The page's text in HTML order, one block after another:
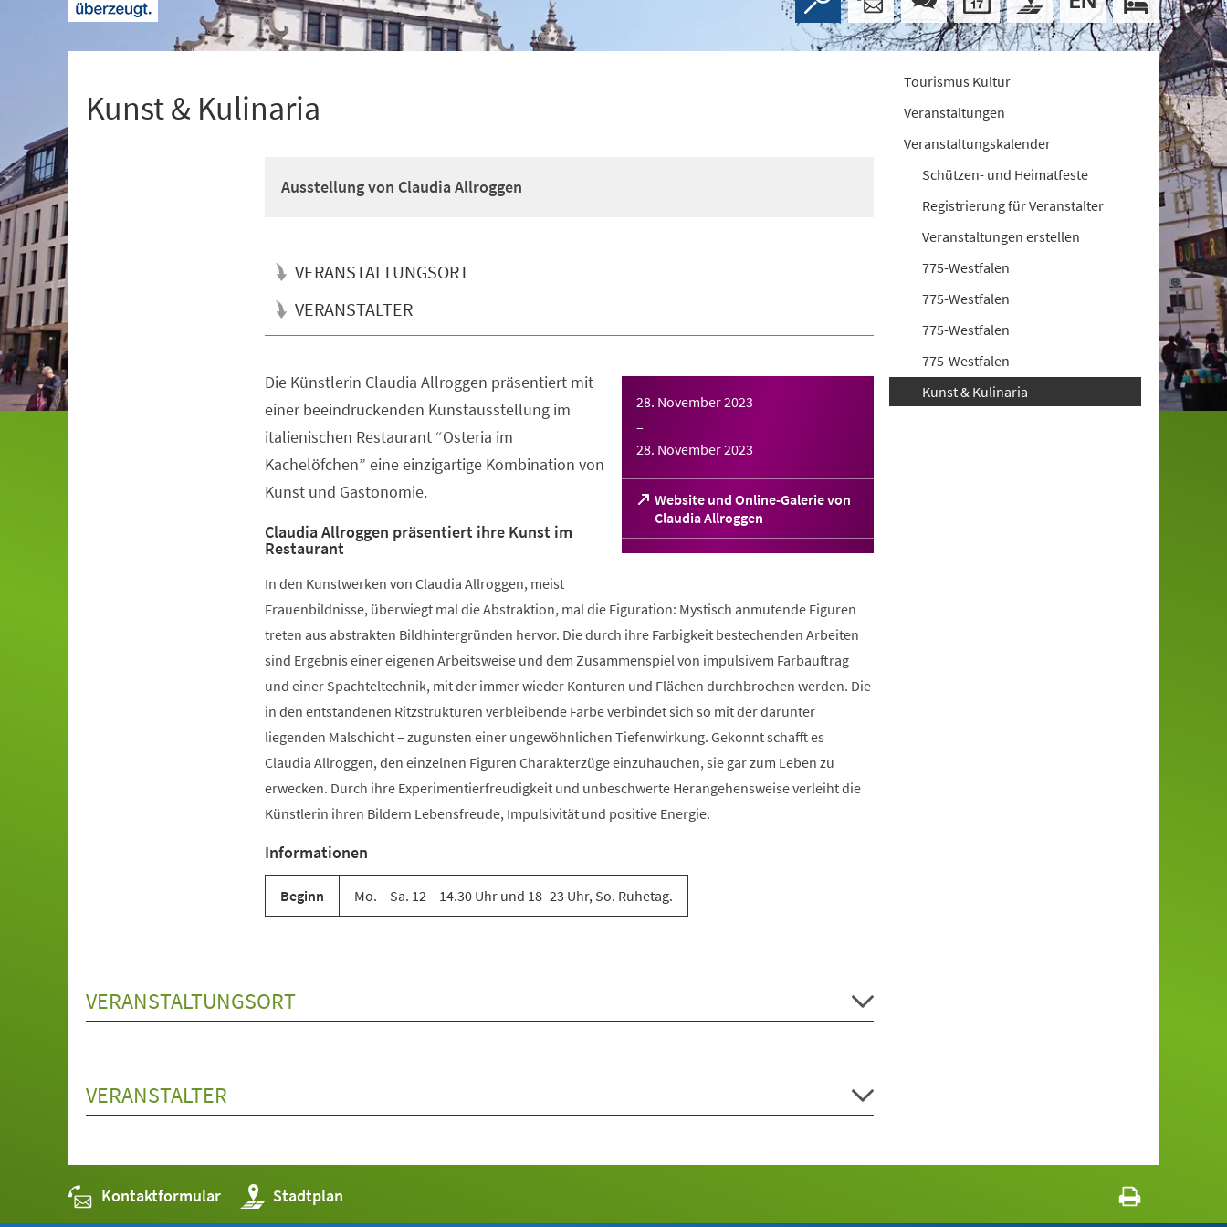
Kunst & Kulinaria
Ausstellung von Claudia Allroggen
VERANSTALTUNGSORT
VERANSTALTER
28. November 2023
–
28. November 2023
Website und Online-Galerie von
Claudia Allroggen
(Öffnet
in
einem
Die Künstlerin Claudia Allroggen präsentiert mit
einer beeindruckenden Kunstausstellung im
italienischen Restaurant “Osteria im
Kachelöfchen” eine einzigartige Kombination von
Kunst und Gastonomie.
Claudia Allroggen präsentiert ihre Kunst im
Restaurant
In den Kunstwerken von Claudia Allroggen, meist
Frauenbildnisse, überwiegt mal die Abstraktion, mal die Figuration: Mystisch anmutende Figuren
treten aus abstrakten Bildhintergründen hervor. Die durch ihre Farbigkeit bestechenden Arbeiten
sind Ergebnis einer eigenen Arbeitsweise und dem Zusammenspiel von impulsivem Farbauftrag
und einer Spachteltechnik, mit der immer wieder Konturen und Flächen durchbrochen werden. Die
in den entstandenen Ritzstrukturen verbleibende Farbe verbindet sich so mit der darunter
liegenden Malschicht – zugunsten einer ungewöhnlichen Tiefenwirkung. Gekonnt schafft es
Claudia Allroggen, den einzelnen Figuren Charakterzüge einzuhauchen, sie gar zum Leben zu
erwecken. Durch ihre Experimentierfreudigkeit und unbeschwerte Herangehensweise verleiht die
Künstlerin ihren Bildern Lebensfreude, Impulsivität und positive Energie.
Informationen
Beginn Mo. – Sa. 12 – 14.30 Uhr und 18 -23 Uhr, So. Ruhetag.
VERANSTALTUNGSORT
VERANSTALTER
Tourismus Kultur
Veranstaltungen
Veranstaltungskalender
Schützen- und Heimatfeste
Registrierung für Veranstalter
Veranstaltungen erstellen
775-Westfalen
775-Westfalen
775-Westfalen
775-Westfalen
Kunst & Kulinaria
Kontaktformular Stadtplan
(Öffnet
in